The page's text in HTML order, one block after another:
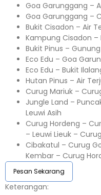
Goa Garunggang –
Goa Garunggang –
Bukit Cisadon – Air
Kampung Cisadon –
Bukit Pinus –
Eco Edu – Goa
Eco Edu – Bukit
Hutan Pinus – Air
Curug Mariuk –
Jungle Land –
Leuwi Asih
Curug Hordeng –
– Leuwi Lieuk –
Cibakatul – Curug
Kembar – Curug
Pesan Sekarang
Keterangan:⁣⁣